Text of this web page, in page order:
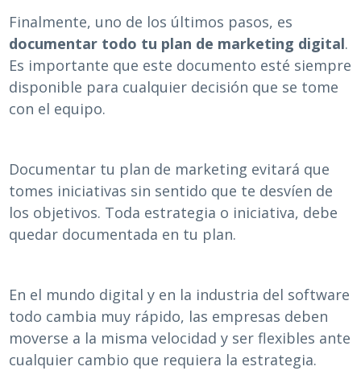
Finalmente, uno de los últimos pasos, es
documentar todo tu plan de marketing digital.
Es importante que este documento esté siempre
disponible para cualquier decisión que se tome
con el equipo.
Documentar tu plan de marketing evitará que
tomes iniciativas sin sentido que te desvíen de
los objetivos. Toda estrategia o iniciativa, debe
quedar documentada en tu plan.
En el mundo digital y en la industria del software
todo cambia muy rápido, las empresas deben
moverse a la misma velocidad y ser flexibles ante
cualquier cambio que requiera la estrategia.